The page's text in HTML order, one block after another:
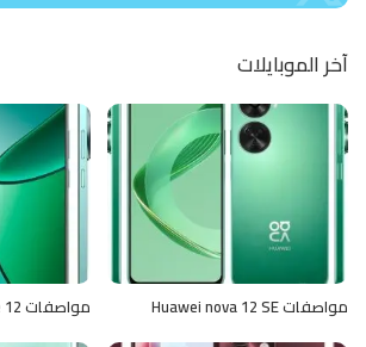
آخر الموبايلات
مواصفات Huawei nova 12 SE مواصفات Realme 12+